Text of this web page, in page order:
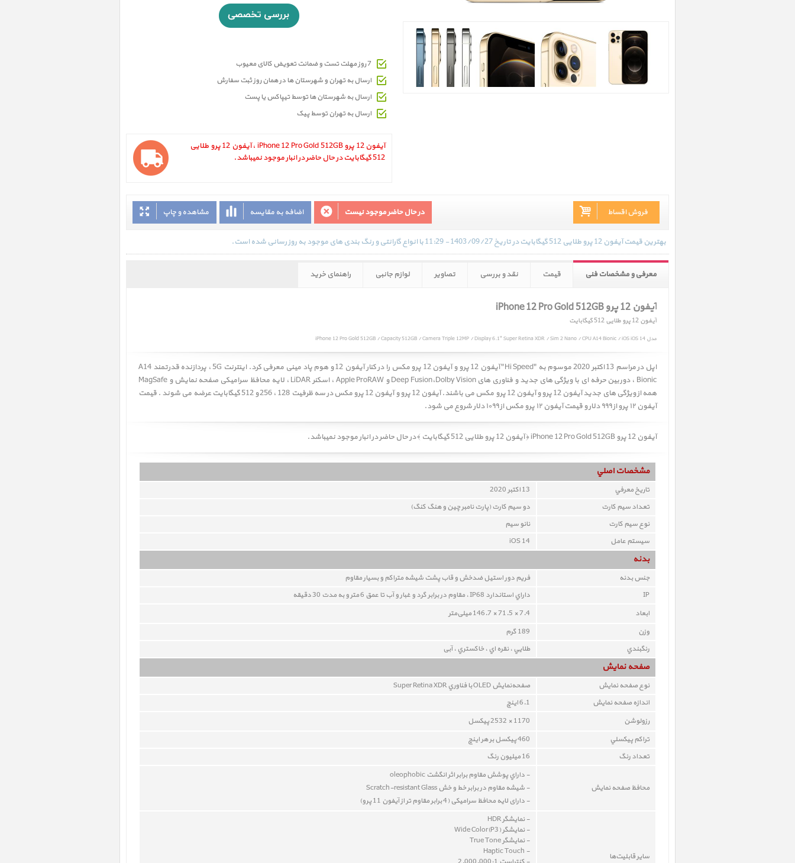
7 روز مهلت تست و ضمانت تعویض کالای معیوب
ارسال به تهران و شهرستان ها در همان روز ثبت سفارش
ارسال به شهرستان ها توسط تیپاکس یا پست
ارسال به تهران توسط پیک
آیفون 12 پرو iPhone 12 Pro Gold 512GB ، آیفون 12 پرو طلایی
512 گیگابایت در حال حاضر در انبار موجود نمیباشد.
مشاهده و چاپ اضافه به مقایسه در حال حاضر موجود نیست فروش اقساط
بهترین قیمت آیفون 12 پرو طلایی 512 گیگابایت در تاریخ 1403/09/27 - 11:29 با انواع گارانتی و رنگ بندی های موجود به روز رسانی شده است.
معرفی و مشخصات فنی قیمت نقد و بررسی تصاویر لوازم جانبی راهنمای خرید
آیفون 12 پرو iPhone 12 Pro Gold 512GB
آیفون 12 پرو طلایی 512 گیگابایت
مدل iPhone 12 Pro Gold 512GB / Capacity 512GB / Camera Triple 12MP / Display 6.1" Super Retina XDR / Sim 2 Nano / CPU A14 Bionic / iOS iOS 14
اپل در مراسم 13 اکتبر 2020 موسوم به "Hi Speed" آیفون 12 پرو و آیفون 12 پرو مکس را در کنار آیفون 12 و هوم پاد مینی معرفی کرد. اینترنت 5G ، پردازنده قدرتمند A14
Bionic ، دوربین حرفه ای با ویژگی های جدید و فناوری های Deep Fusion،Dolby Vision و Apple ProRAW ، اسکنر LiDAR ، لایه محافظ سرامیکی صفحه نمایش و MagSafe
همه از ویژگی های جدید آیفون 12 پرو و آیفون 12 پرو مکس می باشند. آیفون 12 پرو و آیفون 12 پرو مکس در سه ظرفیت 128 ، 256 و 512 گیگابایت عرضه می شوند . قیمت
آیفون ۱۲ پرو از ۹۹۹ دلار و قیمت آیفون ۱۲ پرو مکس از ۱۰۹۹ دلار شروع می شود.
آیفون 12 پرو iPhone 12 Pro Gold 512GB ﴿ آیفون 12 پرو طلایی 512 گیگابایت ﴾ در حال حاضر در انبار موجود نمیباشد.
مشخصات اصلي
تاريخ معرفي
13 اکتبر 2020
تعداد سيم کارت
دو سيم کارت (پارت نامبر چین و هنگ کنگ)
نوع سيم کارت
نانو سيم
سيستم عامل
iOS 14
بدنه
جنس بدنه
فريم دور استيل ضدخش و قاب پشت شيشه متراکم و بسيار مقاوم
IP
داراي استاندارد IP68 ، مقاوم در برابر گرد و غبار و آب تا عمق 6 متر و به مدت 30 دقيقه
ابعاد
7.4 × 71.5 × 146.7 میلی‌متر
وزن
189 گرم
رنگبندي
طلايي ، نقره اي ، خاکستري ، آبی
صفحه نمايش
نوع صفحه نمايش
صفحه‌نمايش OLED با فناوري Super Retina XDR
اندازه صفحه نمايش
6.1 اينچ
رزولوشن
1170 × 2532 پیکسل
تراکم پيکسلي
460 پيکسل بر هر اينچ
تعداد رنگ
16 ميليون رنگ
محافظ صفحه نمايش
- داراي پوشش مقاوم برابر اثر انگشت oleophobic
- شيشه‌ مقاوم در برابر خط و خش Scratch-resistant Glass
- دارای لایه محافظ سرامیکی (4 برابر مقاوم تر از آیفون 11 پرو)
ساير قابليت‌ها
- نمايشگر HDR
- نمايشگر Wide Color(P3)
- نمايشگر True Tone
- Haptic Touch